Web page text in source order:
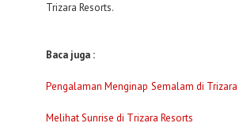
Trizara Resorts.
Baca juga :
Pengalaman Menginap Semalam di Trizara
Melihat Sunrise di Trizara Resorts